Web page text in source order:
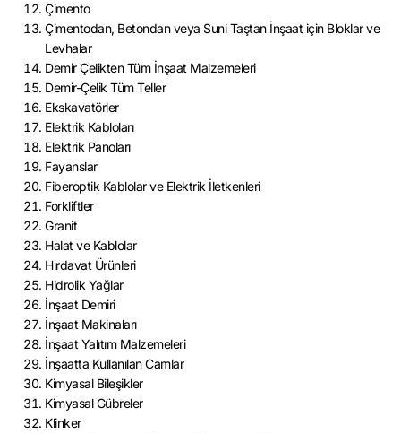
Çimento
Çimentodan, Betondan veya Suni Taştan İnşaat için Bloklar ve
Levhalar
Demir Çelikten Tüm İnşaat Malzemeleri
Demir-Çelik Tüm Teller
Ekskavatörler
Elektrik Kabloları
Elektrik Panoları
Fayanslar
Fiberoptik Kablolar ve Elektrik İletkenleri
Forkliftler
Granit
Halat ve Kablolar
Hırdavat Ürünleri
Hidrolik Yağlar
İnşaat Demiri
İnşaat Makinaları
İnşaat Yalıtım Malzemeleri
İnşaatta Kullanılan Camlar
Kimyasal Bileşikler
Kimyasal Gübreler
Klinker